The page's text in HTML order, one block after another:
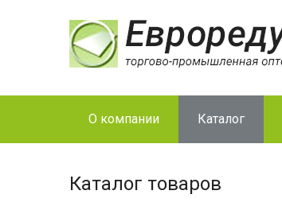
О компании Каталог
Каталог товаров